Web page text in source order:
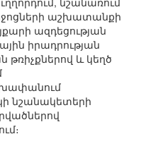
աշխատանքի
ազդեցության
իրադրության
թռիչքներով և կեղծ
նշանակետերի